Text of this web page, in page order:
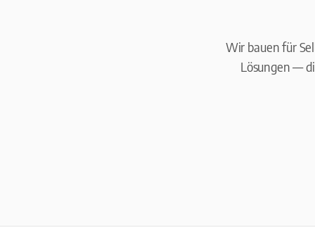
Wir bauen für
Lösungen —